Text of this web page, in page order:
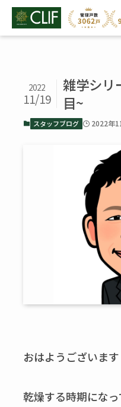
雑学シ
目~
2022
11/19
スタッフブログ 2022年
おはようございます
乾燥する時期にな